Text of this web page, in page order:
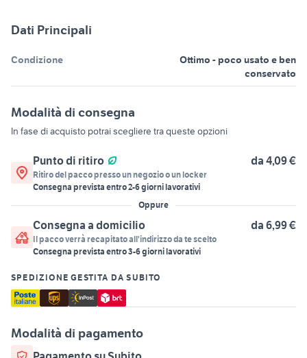
Dati Principali
Condizione
Ottimo - poco usato e ben
conservato
Modalità di consegna
In fase di acquisto potrai scegliere tra queste opzioni
Punto di ritiro da 4,09 €
Ritiro del pacco presso un negozio o un locker
Consegna prevista entro2-6giorni lavorativi
Oppure
Consegna a domicilio da 6,99 €
Il pacco verrà recapitato all'indirizzo da te scelto
Consegna prevista entro3-6giorni lavorativi
SPEDIZIONE GESTITA DA SUBITO
Modalità di pagamento